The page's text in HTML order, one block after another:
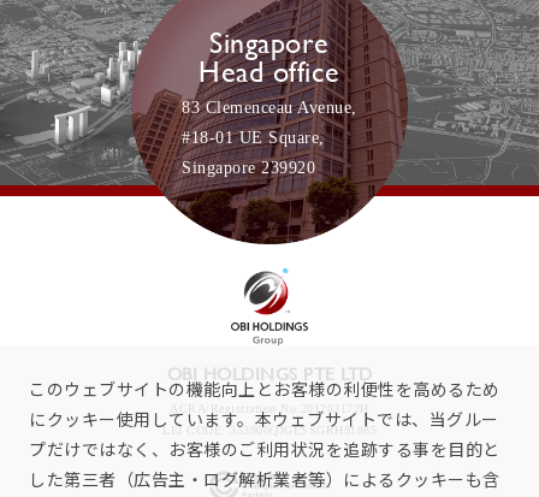
Singapore
Head office
83 Clemenceau Avenue,
#18-01 UE Square,
Singapore 239920
OBI HOLDINGS PTE LTD
ACRA/Registration No.201202172H
LEI CODE: 353800QJGESSGRH91885
このウェブサイトの機能向上とお客様の利便性を高めるため
にクッキー使用しています。本ウェブサイトでは、当グルー
プだけではなく、お客様のご利用状況を追跡する事を目的と
した第三者（広告主・ログ解析業者等）によるクッキーも含